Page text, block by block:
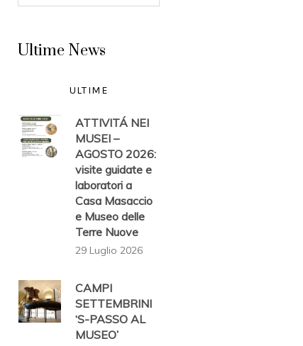
Ultime News
ULTIME
ATTIVITÁ NEI
MUSEI –
AGOSTO 2026:
visite guidate e
laboratori a
Casa Masaccio
e Museo delle
Terre Nuove
29 Luglio 2026
CAMPI
SETTEMBRINI
‘S-PASSO AL
MUSEO’